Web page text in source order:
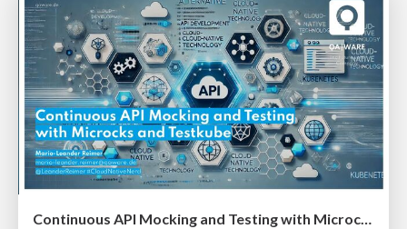
Continuous API Mocking and Testing with Microcks and Testkube #apidays